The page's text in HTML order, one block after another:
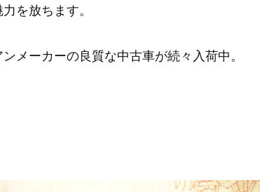
を放ちます。
メーカーの良質な中古車が続々入荷中。